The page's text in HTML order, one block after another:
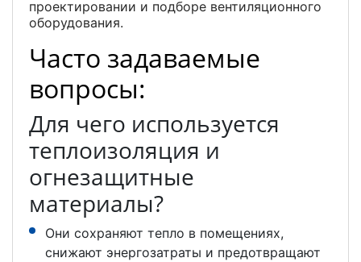
проектировании и подборе вентиляционного
оборудования.
Часто задаваемые
вопросы:
Для чего используется
теплоизоляция и
огнезащитные
материалы?
Они сохраняют тепло в помещениях,
снижают энергозатраты и предотвращают